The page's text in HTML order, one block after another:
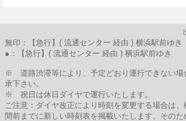
無印：【急行】( 流通センター 経由 ) 横浜駅前ゆき
●：【急行】( 流通センター 経由 ) 横浜駅前ゆき
※ 道路渋滞等により、予定どおり運行できない場
承下さい。
※ 祝日は休日ダイヤで運行いたします。
ご注意：ダイヤ改正により時刻を変更する場合は、
間前までに新しい時刻表を掲載いたします。そのた